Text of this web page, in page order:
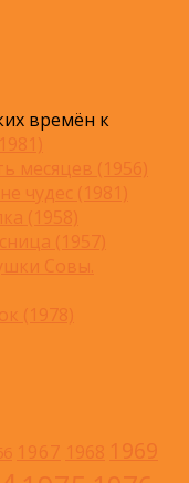
времён к
месяцев (1956)
чудес (1981)
(1958)
(1957)
Совы.
(1978)
1967 1968 1969